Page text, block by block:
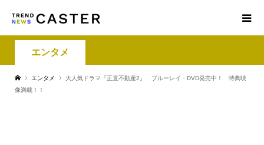
エンタメ
エンタメ
大人気ドラマ『正直不動産2』 ブルーレイ・DVD発売中！ 特典映
像満載！！